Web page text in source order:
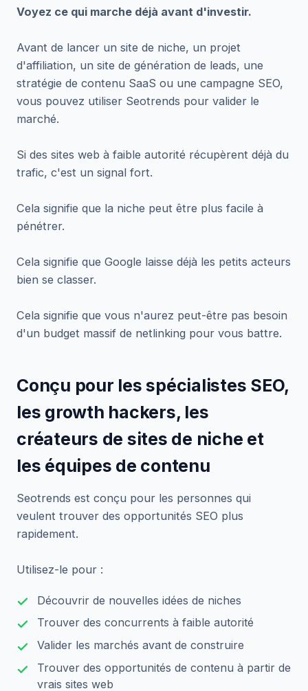
Voyez ce qui marche déjà avant d'investir.
Avant de lancer un site de niche, un projet
d'affiliation, un site de génération de leads, une
stratégie de contenu SaaS ou une campagne SEO,
vous pouvez utiliser Seotrends pour valider le
marché.
Si des sites web à faible autorité récupèrent déjà du
trafic, c'est un signal fort.
Cela signifie que la niche peut être plus facile à
pénétrer.
Cela signifie que Google laisse déjà les petits acteurs
bien se classer.
Cela signifie que vous n'aurez peut-être pas besoin
d'un budget massif de netlinking pour vous battre.
Conçu pour les spécialistes SEO,
les growth hackers, les
créateurs de sites de niche et
les équipes de contenu
Seotrends est conçu pour les personnes qui
veulent trouver des opportunités SEO plus
rapidement.
Utilisez-le pour :
Découvrir de nouvelles idées de niches
Trouver des concurrents à faible autorité
Valider les marchés avant de construire
Trouver des opportunités de contenu à partir de
vrais sites web